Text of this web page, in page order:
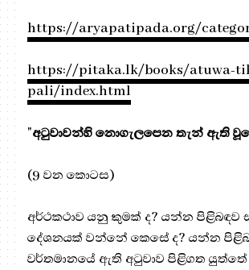
https://aryapatipada.org/
https://pitaka.lk/books/atuwa-
pali/index.html
"අටුවාවන්හි නොගැලපෙන තැන් ඇති
(9 වන කොටස)
අර්ථකථාව යනු කුමක් ද? යන්න පිළිබඳව
දේශනයක් වන්නේ කෙසේ ද? යන්න
වර්තමානයේ ඇති අටුවාව පිළිගත